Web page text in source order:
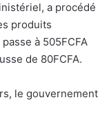
a procédé
produits
à 505FCFA
de 80FCFA.
le gouvernement